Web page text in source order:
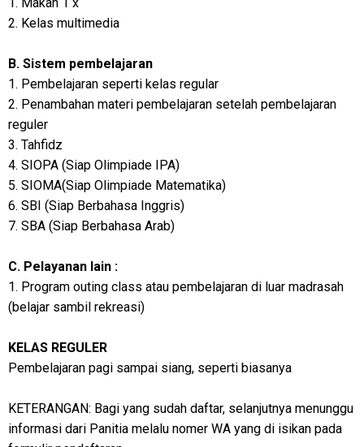
2. Kelas multimedia
B. Sistem pembelajaran
1. Pembelajaran seperti kelas regular
2. Penambahan materi pembelajaran setelah pembelajaran
reguler
3. Tahfidz
4. SIOPA (Siap Olimpiade IPA)
5. SIOMA(Siap Olimpiade Matematika)
6. SBI (Siap Berbahasa Inggris)
7. SBA (Siap Berbahasa Arab)
C. Pelayanan lain :
1. Program outing class atau pembelajaran di luar madrasah
(belajar sambil rekreasi)
KELAS REGULER
Pembelajaran pagi sampai siang, seperti biasanya
KETERANGAN: Bagi yang sudah daftar, selanjutnya menunggu
informasi dari Panitia melalu nomer WA yang di isikan pada